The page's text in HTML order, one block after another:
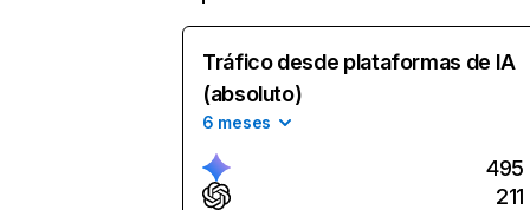
Tráfico desde plataformas de IA
(absoluto)
6 meses
495
211